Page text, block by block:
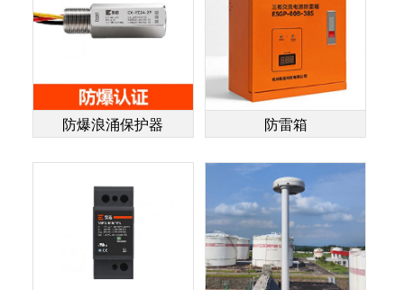
防爆浪涌保护器 防雷箱